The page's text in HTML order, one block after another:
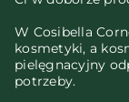
W Cosibella
kosmetyki, a
pielęgnacyjny
potrzeby.